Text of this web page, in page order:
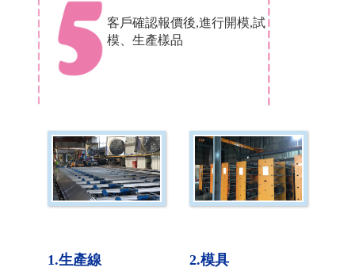
客戶確認報價後,進行開模,試
模、生產樣品
1.生產線 2.模具